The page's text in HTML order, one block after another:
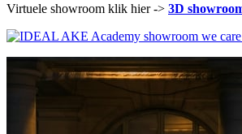
Virtuele showroom klik hier -> 3D